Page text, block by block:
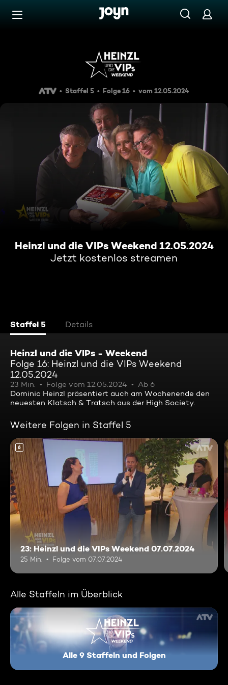
Zum Inhalt springen
Heinzl und die VIPs Weekend
Staffel 5 Folge 16 vom 12.05.2024
Heinzl und die VIPs Weekend 12.05.2024
Jetzt kostenlos streamen
Staffel 5 Details
Heinzl und die VIPs - Weekend
Folge 16: Heinzl und die VIPs Weekend
12.05.2024
23 Min. Folge vom 12.05.2024
Ab 6
Dominic Heinzl präsentiert auch am Wochenende den
neuesten Klatsch & Tratsch aus der High Society.
Weitere Folgen in Staffel 5
6
23: Heinzl und die VIPs Weekend 07.07.2024
25 Min. Folge vom 07.07.2024
Alle Staffeln im Überblick
Heinzl und die VIPs -
Alle 9 Staffeln und Folgen